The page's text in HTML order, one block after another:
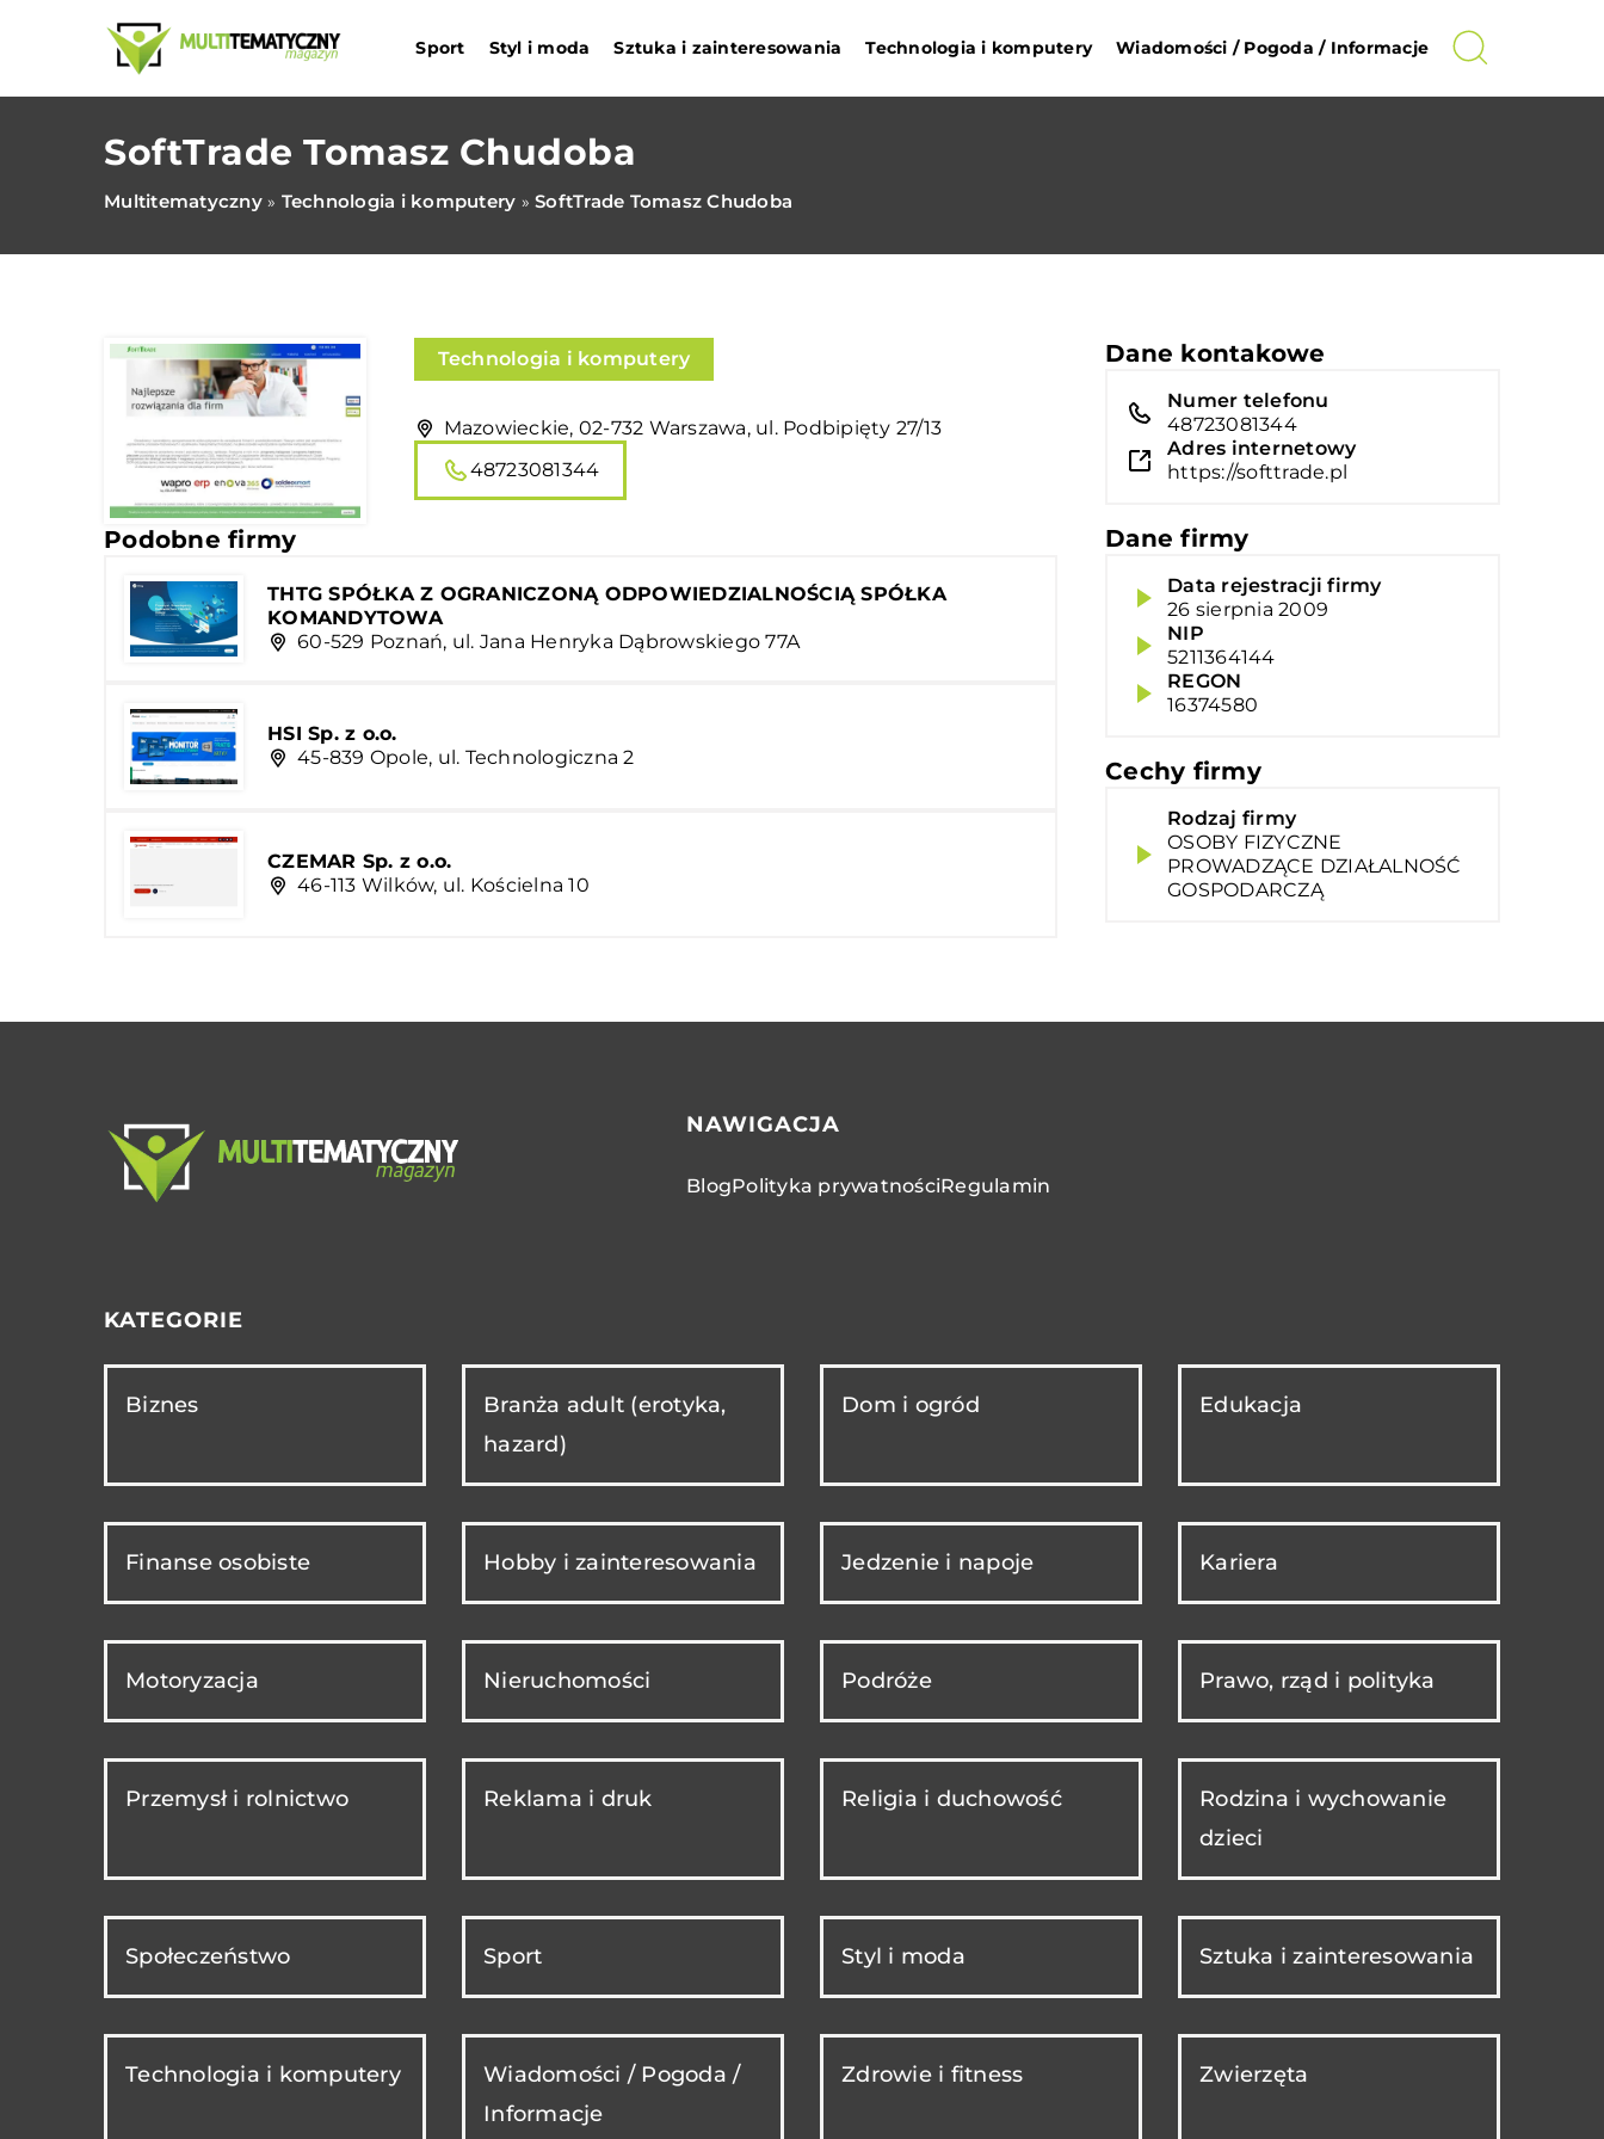
Sport Styl i moda Sztuka i zainteresowania Technologia i komputery Wiadomości / Pogoda / Informacje
SoftTrade Tomasz Chudoba
Multitematyczny» Technologia i komputery » SoftTrade Tomasz Chudoba
Technologia i komputery
Mazowieckie, 02-732 Warszawa, ul. Podbipięty 27/13
48723081344
Podobne firmy
THTG SPÓŁKA Z OGRANICZONĄ ODPOWIEDZIALNOŚCIĄ SPÓŁKA
KOMANDYTOWA
60-529 Poznań, ul. Jana Henryka Dąbrowskiego 77A
HSI Sp. z o.o.
45-839 Opole, ul. Technologiczna 2
CZEMAR Sp. z o.o.
46-113 Wilków, ul. Kościelna 10
Dane kontakowe
Numer telefonu
48723081344
Adres internetowy
https://softtrade.pl
Dane firmy
Data rejestracji firmy
26 sierpnia 2009
NIP
5211364144
REGON
16374580
Cechy firmy
Rodzaj firmy
OSOBY FIZYCZNE
PROWADZĄCE DZIAŁALNOŚĆ
GOSPODARCZĄ
NAWIGACJA
BlogPolityka prywatnościRegulamin
KATEGORIE
Biznes
Branża adult (erotyka,
hazard)
Dom i ogród Edukacja
Finanse osobiste Hobby i zainteresowania Jedzenie i napoje Kariera
Motoryzacja Nieruchomości Podróże Prawo, rząd i polityka
Przemysł i rolnictwo Reklama i druk Religia i duchowość
Rodzina i wychowanie
dzieci
Społeczeństwo Sport Styl i moda Sztuka i zainteresowania
Technologia i komputery
Wiadomości / Pogoda /
Informacje
Zdrowie i fitness Zwierzęta